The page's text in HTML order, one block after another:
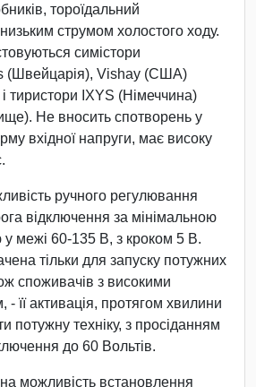
тороїдальний
струмом холостого ходу.
симістори
(Швейцарія), Vishay (США)
тиристори IXYS (Німеччина)
Не вносить спотворень у
вхідної напруги, має високу
ручного регулювання
відключення за мінімальною
у межі 60-135 В, з кроком 5 В.
тільки для запуску потужних
споживачів з високими
її активація, протягом хвилини
потужну техніку, з просіданням
до 60 Вольтів.
можливість встановлення